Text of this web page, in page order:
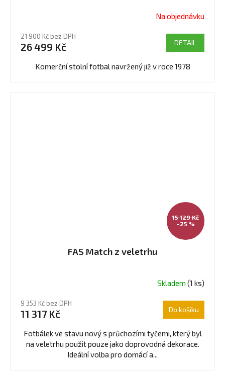
produktu
je
Na objednávku
21 900 Kč bez DPH
26 499 Kč DETAIL
Komerční stolní fotbal navržený již v roce 1978
15 129 Kč
–25 %
FAS Match z veletrhu
Skladem (1 ks)
9 353 Kč bez DPH
11 317 Kč Do košíku
Fotbálek ve stavu nový s průchozími tyčemi, který byl
na veletrhu použit pouze jako doprovodná dekorace.
Ideální volba pro domácí a...